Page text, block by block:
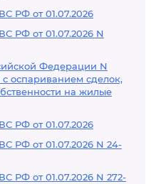
РФ от 01.07.2026
РФ от 01.07.2026 N
Федерации N
оспариванием сделок,
на жилые
РФ от 01.07.2026
РФ от 01.07.2026 N 24-
РФ от 01.07.2026 N 272-